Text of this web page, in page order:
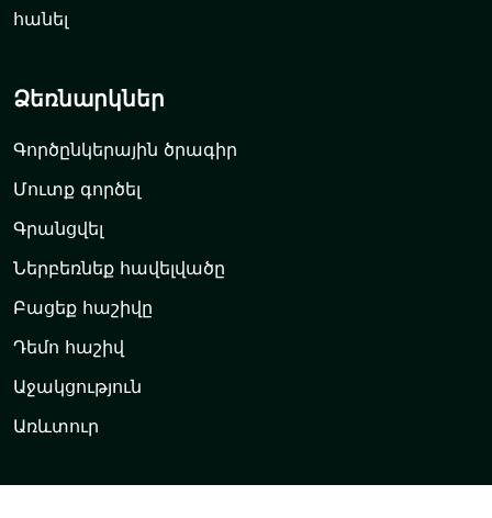
հանել
Ձեռնարկներ
Գործընկերային ծրագիր
Մուտք գործել
Գրանցվել
Ներբեռնեք հավելվածը
Բացեք հաշիվը
Դեմո հաշիվ
Աջակցություն
Առևտուր